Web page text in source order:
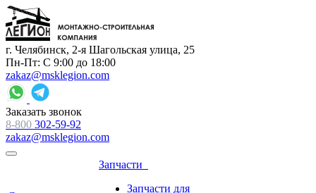
г. Челябинск, 2-я Шагольская улица, 25
Пн-Пт: С 9:00 до 18:00
zakaz@msklegion.com
Заказать звонок
8-800 302-59-92
zakaz@msklegion.com
Запчасти
Запчасти для